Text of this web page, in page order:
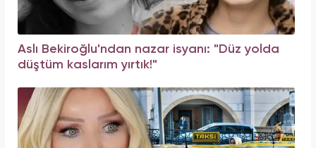
Aslı Bekiroğlu'ndan nazar isyanı: "Düz yolda
düştüm kaslarım yırtık!"